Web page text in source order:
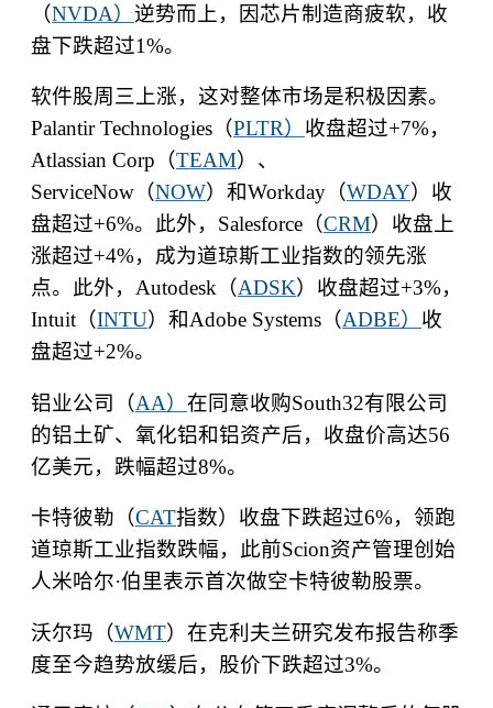
（NVDA） 逆势而上，因芯片制造商疲软，收
盘下跌超过1%。
软件股周三上涨，这对整体市场是积极因素。
Palantir Technologies （PLTR） 收盘超过+7%，
Atlassian Corp （TEAM）、
ServiceNow （NOW）和Workday （WDAY）收
盘超过+6%。此外， Salesforce （CRM）收盘上
涨超过+4%，成为道琼斯工业指数的领先涨
点。此外， Autodesk （ADSK）收盘超过+3%，
Intuit （INTU）和Adobe Systems （ADBE） 收
盘超过+2%。
铝业公司（AA） 在同意收购South32有限公司
的铝土矿、氧化铝和铝资产后，收盘价高达56
亿美元，跌幅超过8%。
卡特彼勒（CAT指数）收盘下跌超过6%，领跑
道琼斯工业指数跌幅，此前Scion资产管理创始
人米哈尔·伯里表示首次做空卡特彼勒股票。
沃尔玛（WMT）在克利夫兰研究发布报告称季
度至今趋势放缓后，股价下跌超过3%。